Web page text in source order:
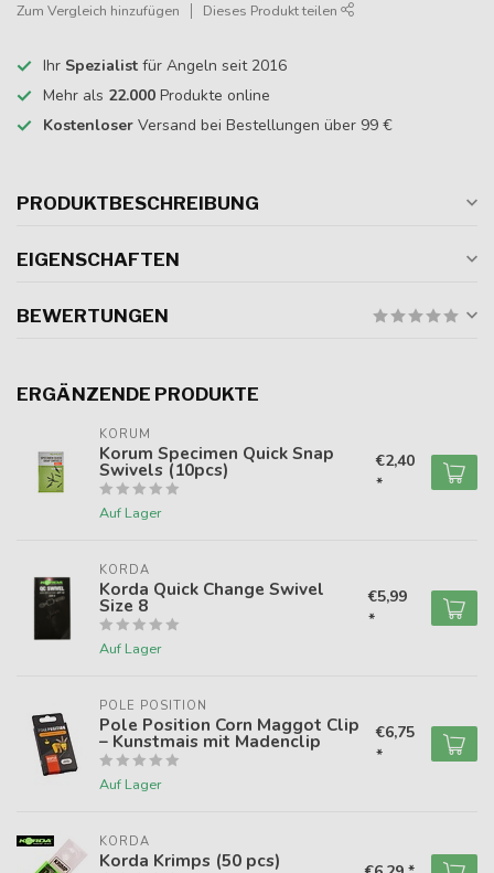
Zum Vergleich hinzufügen Dieses Produkt teilen
Ihr Spezialist für Angeln seit 2016
Mehr als 22.000 Produkte online
Kostenloser Versand bei Bestellungen über 99 €
PRODUKTBESCHREIBUNG
EIGENSCHAFTEN
BEWERTUNGEN
ERGÄNZENDE PRODUKTE
KORUM
Korum Specimen Quick Snap
Swivels (10pcs)
Auf Lager
€2,40
*
KORDA
Korda Quick Change Swivel
Size 8
Auf Lager
€5,99
*
POLE POSITION
Pole Position Corn Maggot Clip
– Kunstmais mit Madenclip
Auf Lager
€6,75
*
KORDA
Korda Krimps (50 pcs)